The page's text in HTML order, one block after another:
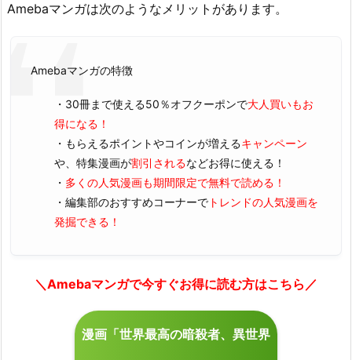
Amebaマンガは次のようなメリットがあります。
Amebaマンガの特徴
・30冊まで使える50％オフクーポンで大人買いもお
得になる！
・もらえるポイントやコインが増えるキャンペーン
や、特集漫画が割引されるなどお得に使える！
・ 多くの人気漫画も期間限定で無料で読める！
・編集部のおすすめコーナーで トレンドの人気漫画を
発掘できる！
＼Amebaマンガで今すぐお得に読む方はこちら／
漫画「世界最高の暗殺者、異世界